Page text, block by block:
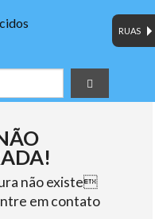
RUAS
não existe
em contato